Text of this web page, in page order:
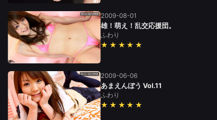
2009-08-01
雄！萌え！乱交応援団。
ふわり
★★★★★
2009-06-06
あまえんぼう Vol.11
ふわり
★★★★★